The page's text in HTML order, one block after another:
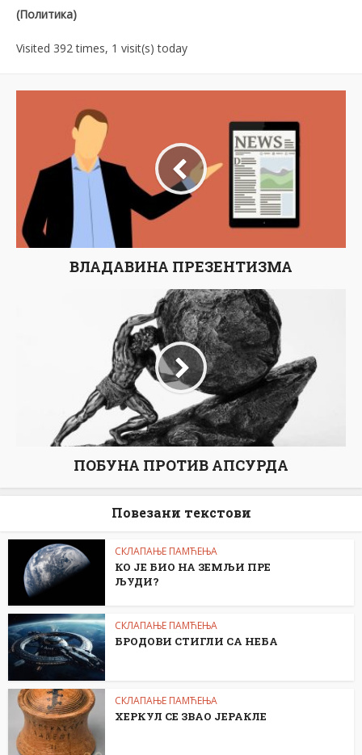
(Политика)
Visited 392 times, 1 visit(s) today
ВЛАДАВИНА ПРЕЗЕНТИЗМА
ПОБУНА ПРОТИВ АПСУРДА
Повезани текстови
СКЛАПАЊЕ ПАМЋЕЊА
КО ЈЕ БИО НА ЗЕМЉИ ПРЕ
ЉУДИ?
СКЛАПАЊЕ ПАМЋЕЊА
БРОДОВИ СТИГЛИ СА НЕБА
СКЛАПАЊЕ ПАМЋЕЊА
ХEРКУЛ СЕ ЗВАО ЈЕРАКЛЕ